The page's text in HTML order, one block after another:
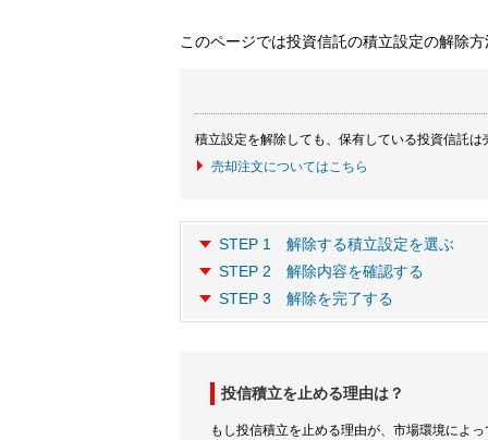
このページでは投資信託の積立設定の解除
積立設定を解除しても、保有している投資信託
売却注文についてはこちら
STEP 1 解除する積立設定を選ぶ
STEP 2 解除内容を確認する
STEP 3 解除を完了する
投信積立を止める理由は？
もし投信積立を止める理由が、市場環境によ